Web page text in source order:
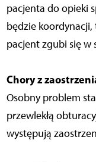
pacjenta do opieki
będzie
pacjent zgubi się w
Chory z
Osobny problem
przewlekłą
występują